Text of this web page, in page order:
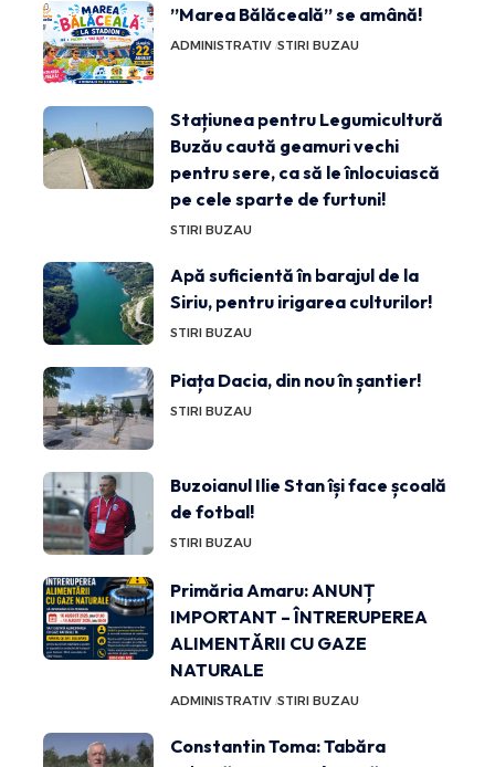
”Marea Bălăceală” se amână!
ADMINISTRATIV STIRI BUZAU
Stațiunea pentru Legumicultură
Buzău caută geamuri vechi
pentru sere, ca să le înlocuiască
pe cele sparte de furtuni!
STIRI BUZAU
Apă suficientă în barajul de la
Siriu, pentru irigarea culturilor!
STIRI BUZAU
Piața Dacia, din nou în șantier!
STIRI BUZAU
Buzoianul Ilie Stan își face școală
de fotbal!
STIRI BUZAU
Primăria Amaru: ANUNȚ
IMPORTANT – ÎNTRERUPEREA
ALIMENTĂRII CU GAZE
NATURALE
ADMINISTRATIV STIRI BUZAU
Constantin Toma: Tabăra